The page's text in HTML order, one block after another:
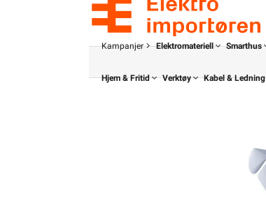
Kampanjer Elektromateriell Smarthus
Hjem & Fritid Verktøy Kabel & Ledning